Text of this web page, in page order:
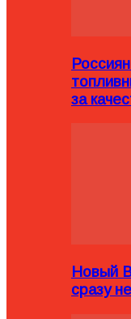
за
Новый
сразу